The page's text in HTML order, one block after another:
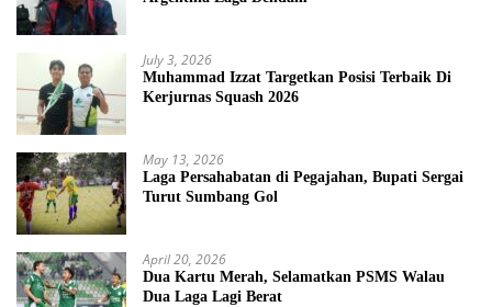
July 3, 2026
Muhammad Izzat Targetkan Posisi Terbaik Di
Kerjurnas Squash 2026
May 13, 2026
Laga Persahabatan di Pegajahan, Bupati Sergai
Turut Sumbang Gol
April 20, 2026
Dua Kartu Merah, Selamatkan PSMS Walau
Dua Laga Lagi Berat